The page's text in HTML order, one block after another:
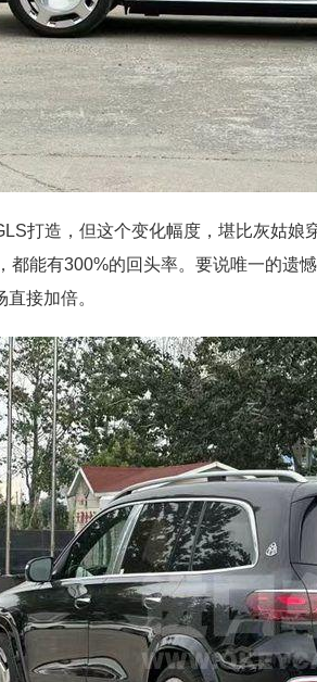
打造，但这个变化幅度，堪比灰姑
都能有300%的回头率。要说唯一的遗
接加倍。